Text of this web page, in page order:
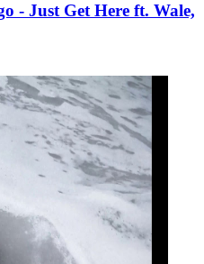
- Just Get Here ft. Wale,